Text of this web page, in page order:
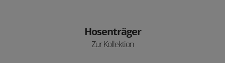
Hosenträger
Zur Kollektion